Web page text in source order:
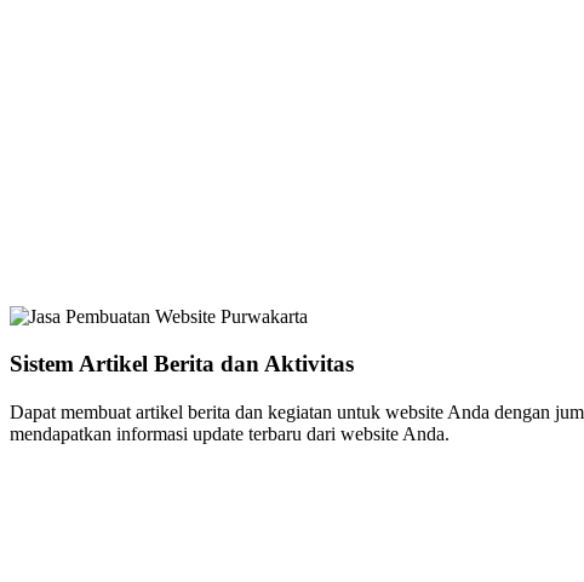
Sistem Artikel Berita dan Aktivitas
Dapat membuat artikel berita dan kegiatan untuk website Anda dengan
mendapatkan informasi update terbaru dari website Anda.